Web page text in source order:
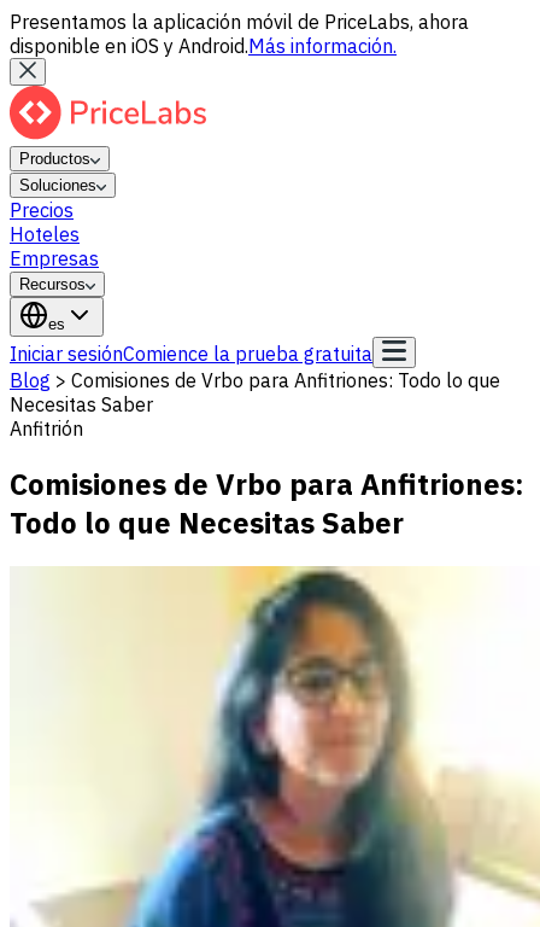
Presentamos la aplicación móvil de PriceLabs, ahora
disponible en iOS y Android.Más información.
Productos
Soluciones
Precios
Hoteles
Empresas
Recursos
es
Iniciar sesiónComience la prueba gratuita
Blog > Comisiones de Vrbo para Anfitriones: Todo lo que
Necesitas Saber
Anfitrión
Comisiones de Vrbo para Anfitriones:
Todo lo que Necesitas Saber